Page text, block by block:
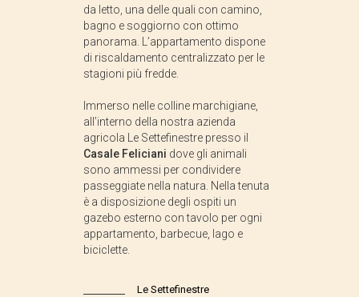
da letto, una delle quali con camino,
bagno e soggiorno con ottimo
panorama. L’appartamento dispone
di riscaldamento centralizzato per le
stagioni più fredde.
Immerso nelle colline marchigiane,
all’interno della nostra azienda
agricola Le Settefinestre presso il
Casale Feliciani dove gli animali
sono ammessi per condividere
passeggiate nella natura. Nella tenuta
è a disposizione degli ospiti un
gazebo esterno con tavolo per ogni
appartamento, barbecue, lago e
biciclette.
Le Settefinestre